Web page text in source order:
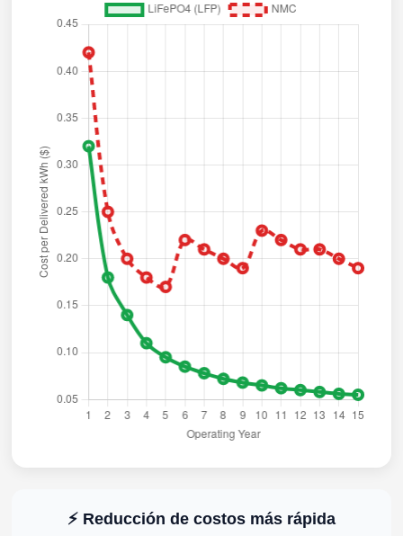
⚡ Reducción de costos más rápida